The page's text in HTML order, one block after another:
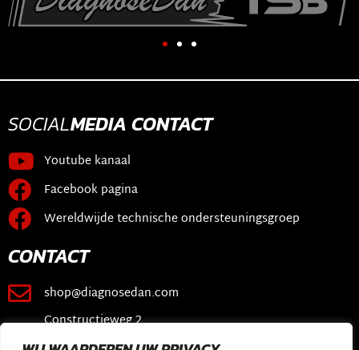
SOCIALMEDIA CONTACT
Youtube kanaal
Facebook pagina
Wereldwijde technische ondersteuningsgroep
CONTACT
shop@diagnosedan.com
Constructieweg 2
3641 SB Mijdrecht